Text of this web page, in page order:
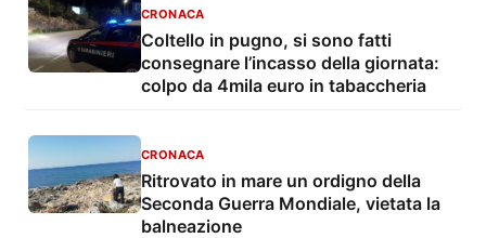
CRONACA
Coltello in pugno, si sono fatti
consegnare l’incasso della giornata:
colpo da 4mila euro in tabaccheria
CRONACA
Ritrovato in mare un ordigno della
Seconda Guerra Mondiale, vietata la
balneazione